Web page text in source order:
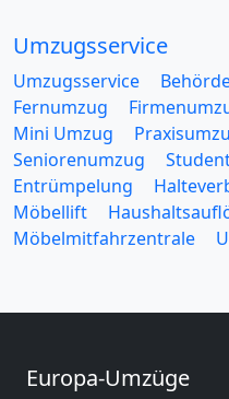
Umzugsservice
Umzugsservice
Fernumzug
Mini Umzug
Seniorenumzug
Entrümpelung
Möbellift
Möbelmitfahrzentrale
Europa-Umzüge